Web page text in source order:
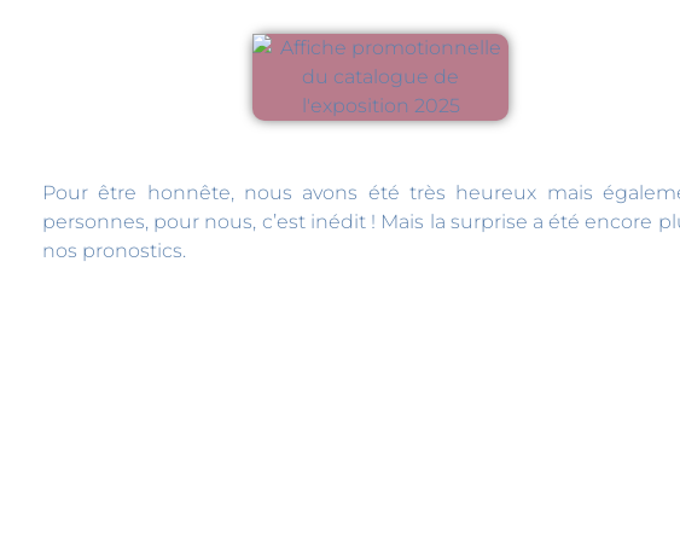
Pour être honnête, nous avons été très heureux mais
personnes, pour nous, c’est inédit ! Mais la surprise a été encore
nos pronostics.